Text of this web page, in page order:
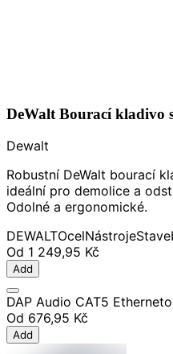
DeWalt Bourací kladivo
Dewalt
Robustní DeWalt bourací
ideální pro demolice a
Odolné a ergonomické.
DEWALTOcelNástroje
Od 1 249,95 Kč
Add
DAP Audio CAT5
Od 676,95 Kč
Add